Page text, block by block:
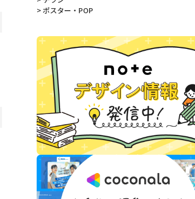
> ポスター・POP